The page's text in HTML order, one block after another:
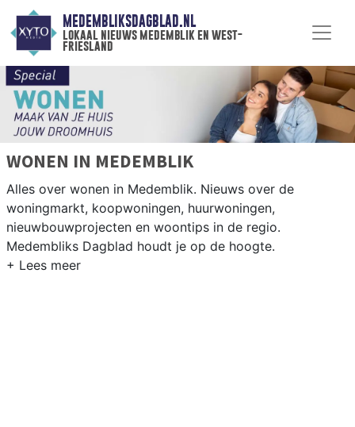
MEDEMBLIKSDAGBLAD.NL
lokaal nieuws medemblik en west-
friesland
WONEN IN MEDEMBLIK
Alles over wonen in Medemblik. Nieuws over de
woningmarkt, koopwoningen, huurwoningen,
nieuwbouwprojecten en woontips in de regio.
Medembliks Dagblad houdt je op de hoogte.